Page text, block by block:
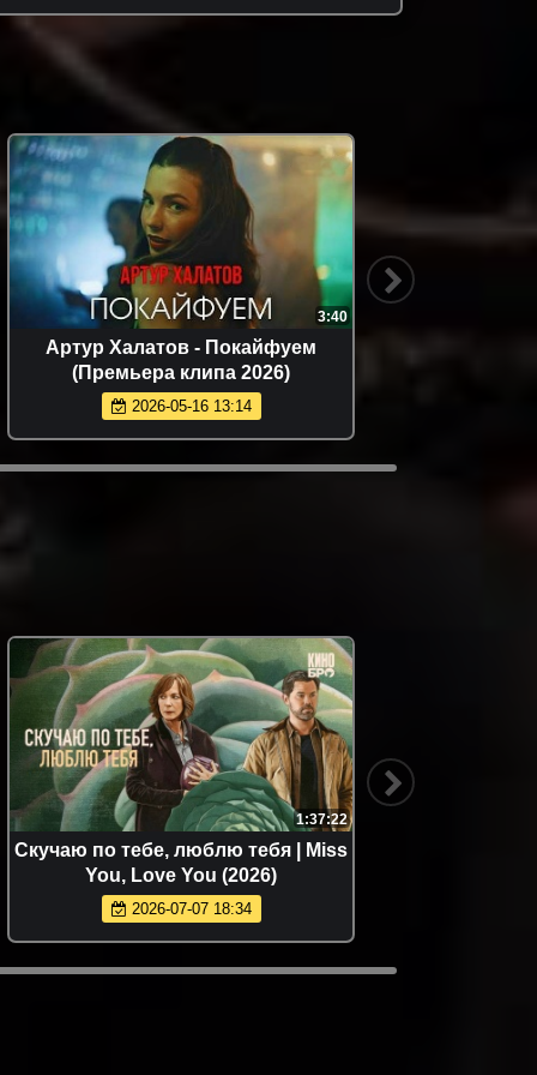
3:40
Артур Халатов - Покайфуем
(Премьера клипа 2026)
2026-05-16 13:14
1:37:22
Скучаю по тебе, люблю тебя | Miss
You, Love You (2026)
2026-07-07 18:34